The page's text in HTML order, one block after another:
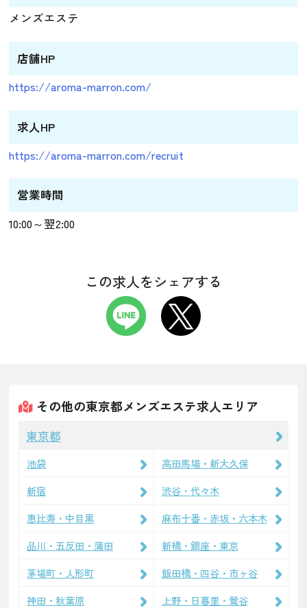
メンズエステ
店舗HP
https://aroma-marron.com/
求人HP
https://aroma-marron.com/recruit
営業時間
10:00～翌2:00
この求人をシェアする
その他の東京都メンズエステ求人エリア
東京都
池袋
高田馬場・新大久保
新宿
渋谷・代々木
恵比寿・中目黒
麻布十番・赤坂・六本木
品川・五反田・蒲田
新橋・銀座・東京
茅場町・人形町
飯田橋・四谷・市ヶ谷
神田・秋葉原
上野・日暮里・鶯谷